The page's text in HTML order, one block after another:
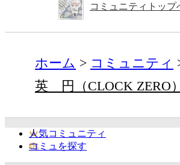
コミュニティトップ
ホーム コミュニティ
英 円（CLOCK ZERO）
人気コミュニティ
コミュを探す